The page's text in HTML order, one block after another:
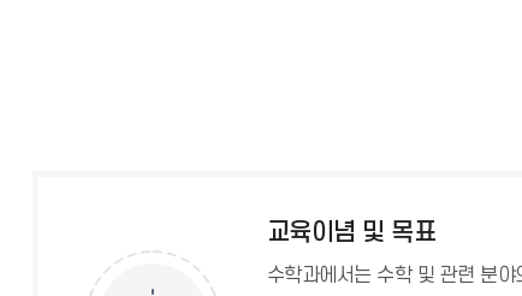
교육이념 및 목표
수학과에서는 수학 및 관련 분